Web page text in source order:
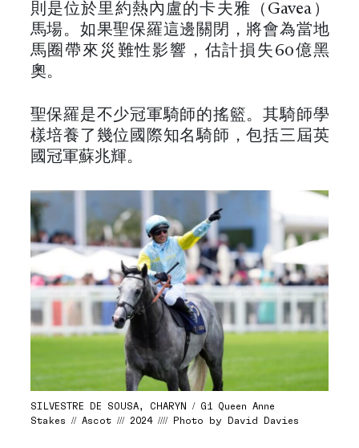
則是位於里約熱內盧的卡夫雅（Gavea）
馬場。如果聖保羅這邊關閉，將會為當地
馬圈帶來災難性影響，估計損失60億黑
奧。
聖保羅是不少冠軍騎師的搖籃。其騎師學
樣培養了幾位國際知名騎師，包括三屆英
國冠軍蘇兆輝。
SILVESTRE DE SOUSA, CHARYN / G1 Queen Anne
Stakes // Ascot /// 2024 //// Photo by David Davies